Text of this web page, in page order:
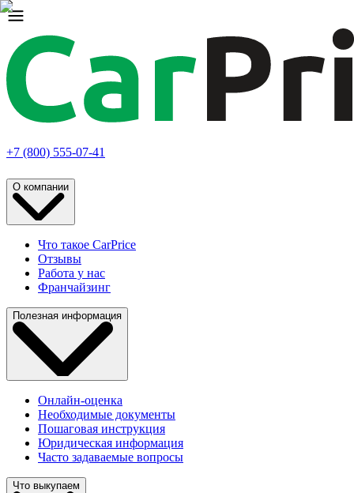
+7 (800) 555-07-41
О компании
Что такое CarPrice
Отзывы
Работа у нас
Франчайзинг
Полезная информация
Онлайн-оценка
Необходимые документы
Пошаговая инструкция
Юридическая информация
Часто задаваемые вопросы
Что выкупаем